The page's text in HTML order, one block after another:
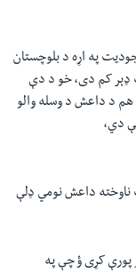
په اړه د بلوچستان
ډېر کم دی، خو د دې
هم د داعش د وسله والو
دي،
ناوخته داعش نومي ډلې
پورې کړی ؤ چې په